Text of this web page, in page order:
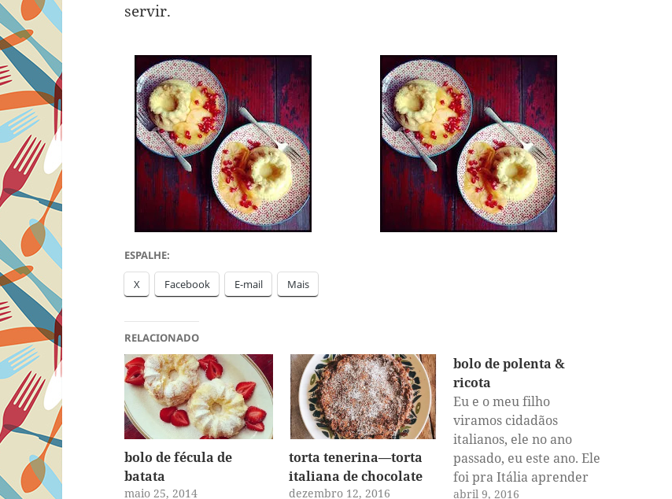
servir.
ESPALHE:
X Facebook E-mail Mais
RELACIONADO
bolo de fécula de
batata
maio 25, 2014
torta tenerina—torta
italiana de chocolate
dezembro 12, 2016
bolo de polenta &
ricota
Eu e o meu filho
viramos cidadãos
italianos, ele no ano
passado, eu este ano. Ele
foi pra Itália aprender
abril 9, 2016